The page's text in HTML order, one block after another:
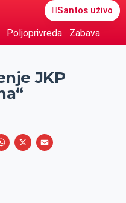
Santos uživo
Poljoprivreda Zabava
JKP
W
X
E